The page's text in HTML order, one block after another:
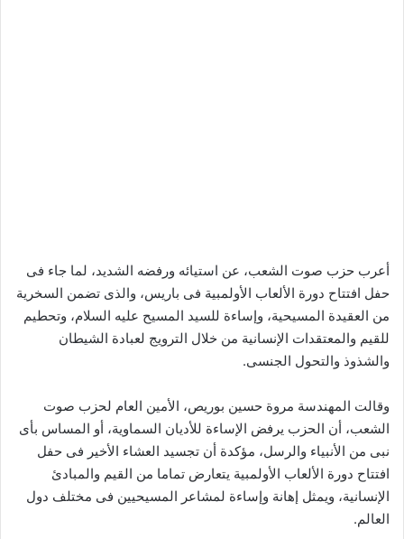
أعرب حزب صوت الشعب، عن استيائه ورفضه الشديد، لما جاء فى
حفل افتتاح دورة الألعاب الأولمبية فى باريس، والذى تضمن السخرية
من العقيدة المسيحية، وإساءة للسيد المسيح عليه السلام، وتحطيم
للقيم والمعتقدات الإنسانية من خلال الترويج لعبادة الشيطان
والشذوذ والتحول الجنسى.
وقالت المهندسة مروة حسين بوريص، الأمين العام لحزب صوت
الشعب، أن الحزب يرفض الإساءة للأديان السماوية، أو المساس بأى
نبى من الأنبياء والرسل، مؤكدة أن تجسيد العشاء الأخير فى حفل
افتتاح دورة الألعاب الأولمبية يتعارض تماما من القيم والمبادئ
الإنسانية، ويمثل إهانة وإساءة لمشاعر المسيحيين فى مختلف دول
العالم.